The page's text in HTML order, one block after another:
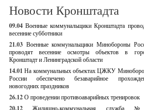
Новости Кронштадта
09.04 Военные коммунальщики Кронштадта
весенние субботники
21.03 Военные коммунальщики Минобороны
проводят весенние осмотры объектов в
Кронштадт и Ленинградской области
14.01 На коммунальных объектах ЦЖКУ
России обеспечено безаварийное
новогодних праздников
26.12О проведении противоаварийных тренировок
20.12
Жилищно-коммунальная служба